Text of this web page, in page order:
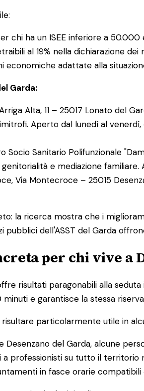
chi ha un ISEE inferiore a
al 19% nella dichiarazione dei
economiche adattate alla
Garda:
Alta, 11 – 25017 Lonato del
Aperto dal lunedì al
Socio Sanitario Polifunzionale
e mediazione
Via Montecroce – 25015
la ricerca mostra che i
pubblici dell'ASST del Garda
per chi vive a
risultati paragonabili alla
e garantisce la stessa
particolarmente utile in
Desenzano del Garda, alcune
a professionisti su tutto il
in fasce orarie